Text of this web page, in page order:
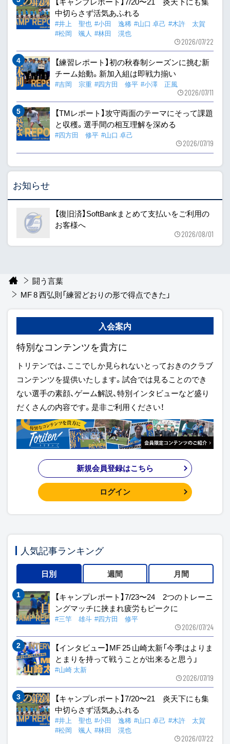
中切らさず活気あふれる
#井上 聖也 #小田 逸稀 #山口 卓己 #木許 太賀
#松岡 颯人 #林田 滉也
2026/07/22
【練習レポート】初の秋春制シーズンに挑む新
チーム始動。新加入組は即戦力揃い
#吉岡 宗重 #四方田 修平 #小澤 正風
2026/07/11
【TMレポート】攻守両面のテーマにそって課題
と収穫。選手間の相互理解を深める
#四方田 修平 #山口 卓己
2026/07/19
お知らせ
【復旧済】SoftBankまとめて支払いをご利用の
お客様へ
2026/08/01
闘う言葉
MF 8 西弘則「練習どおりの形で得点できた」
入会案内
特別なコンテンツを貴方に
トリテンでは、ここでしか見られないとっておきのクラブ
コンテンツを提供いたします。試合では見ることのでき
ない選手の素顔、ゲーム解説、特別インタビューなど盛り
だくさんの内容です。是非ご利用ください！
新規会員登録はこちら
ログイン
人気記事ランキング
日別 週間 月間
【キャンプレポート】7/23〜24 2つのトレーニ
ングマッチに挟まれ疲労もピークに
#三竿 雄斗 #四方田 修平
2026/07/24
【インタビュー】MF 25 山崎太新「今季はよりま
とまりを持って戦うことが出来ると思う」
#山崎 太新
2026/07/19
【キャンプレポート】7/20〜21 炎天下にも集
中切らさず活気あふれる
#井上 聖也 #小田 逸稀 #山口 卓己 #木許 太賀
#松岡 颯人 #林田 滉也
2026/07/22